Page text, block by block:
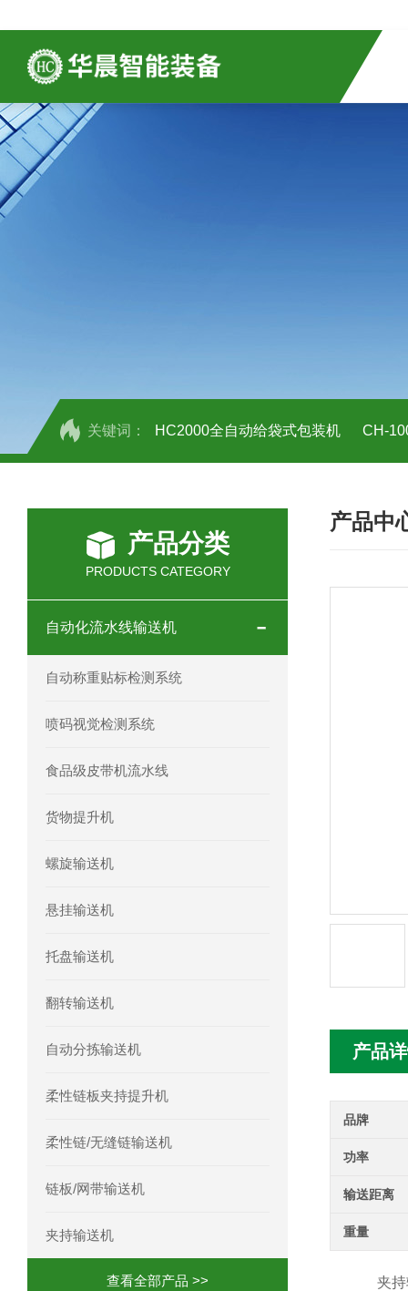
关键词： HC2000全自动给袋式包装机 CH-
产品中
产品
品牌
功率
输送距离
重量
夹持输
产品分类
PRODUCTS CATEGORY
自动化流水线输送机
自动称重贴标检测系统
喷码视觉检测系统
食品级皮带机流水线
货物提升机
螺旋输送机
悬挂输送机
托盘输送机
翻转输送机
自动分拣输送机
柔性链板夹持提升机
柔性链/无缝链输送机
链板/网带输送机
夹持输送机
查看全部产品 >>